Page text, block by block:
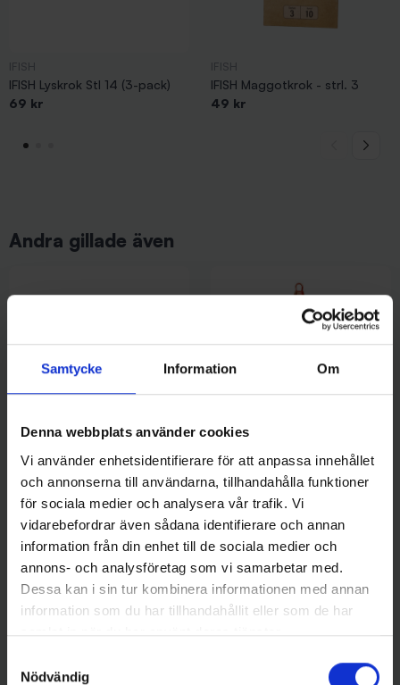
Samtycke Information Om
Denna webbplats använder cookies
Vi använder enhetsidentifierare för att anpassa innehållet
och annonserna till användarna, tillhandahålla funktioner
för sociala medier och analysera vår trafik. Vi
vidarebefordrar även sådana identifierare och annan
information från din enhet till de sociala medier och
annons- och analysföretag som vi samarbetar med.
Dessa kan i sin tur kombinera informationen med annan
information som du har tillhandahållit eller som de har
samlat in när du har använt deras tjänster.
Nödvändig
IFISH Lyskrok Stl 14 (3-pack)
69 kr
IFISH Maggotkrok - strl. 3
49 kr
Andra gillade även
Blue Fox Raindrop With Eye
Fluo Epoxy & UV 8 -
Sølvkroken
Sölvkroken Jensen Mini-Pirken
7g - C/R
16 andra produkter i samma kategori: